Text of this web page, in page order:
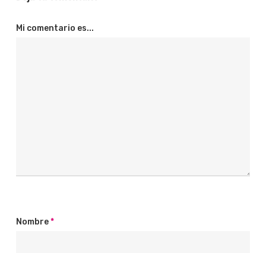
Mi comentario es...
Nombre*